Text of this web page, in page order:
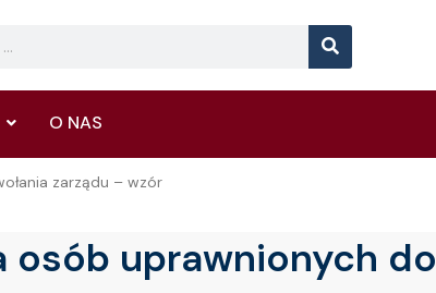
Search
O NAS
zarządu – wzór
osób uprawnionych do